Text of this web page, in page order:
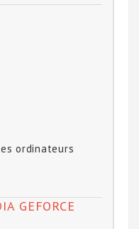
ordinateurs
GEFORCE